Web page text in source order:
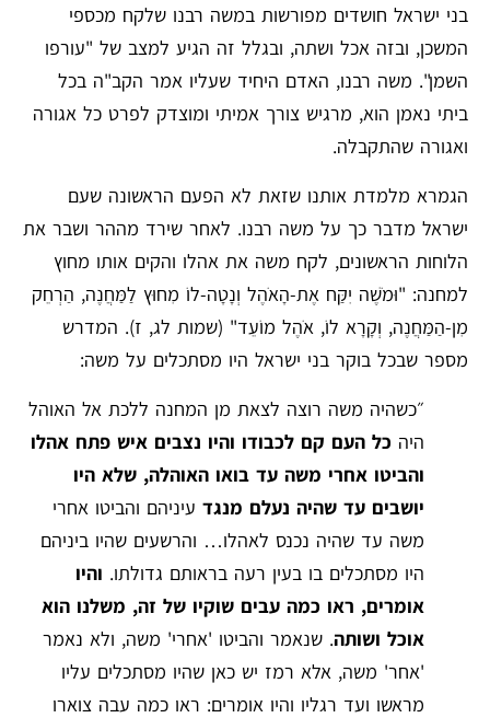
בני ישראל חושדים מפורשות במשה רבנו שלקח מכספי
המשכן, ובזה אכל ושתה, ובגלל זה הגיע למצב של "עורפו
השמן". משה רבנו, האדם היחיד שעליו אמר הקב"ה בכל
ביתי נאמן הוא, מרגיש צורך אמיתי ומוצדק לפרט כל אגורה
ואגורה שהתקבלה.
הגמרא מלמדת אותנו שזאת לא הפעם הראשונה שעם
ישראל מדבר כך על משה רבנו. לאחר שירד מההר ושבר את
הלוחות הראשונים, לקח משה את אהלו והקים אותו מחוץ
למחנה: "וּמֹשֶׁה יִקַּח אֶת-הָאֹהֶל וְנָטָה-לוֹ מִחוּץ לַמַּחֲנֶה, הַרְחֵק
מִן-הַמַּחֲנֶה, וְקָרָא לוֹ, אֹהֶל מוֹעֵד" (שמות לג, ז). המדרש
מספר שבכל בוקר בני ישראל היו מסתכלים על משה:
״כשהיה משה רוצה לצאת מן המחנה ללכת אל האוהל
היה כל העם קם לכבודו והיו נצבים איש פתח אהלו
והביטו אחרי משה עד בואו האוהלה, שלא היו
יושבים עד שהיה נעלם מנגד עיניהם והביטו אחרי
משה עד שהיה נכנס לאהלו… והרשעים שהיו ביניהם
היו מסתכלים בו בעין רעה בראותם גדולתו. והיו
אומרים, ראו כמה עבים שוקיו של זה, משלנו הוא
אוכל ושותה. שנאמר והביטו 'אחרי' משה, ולא נאמר
'אחר' משה, אלא רמז יש כאן שהיו מסתכלים עליו
מראשו ועד רגליו והיו אומרים: ראו כמה עבה צוארו